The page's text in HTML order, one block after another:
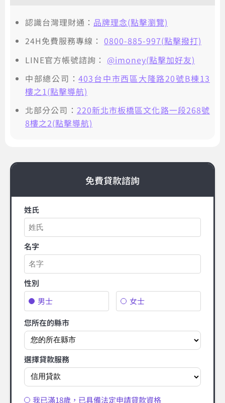
認識台灣理財通： 品牌理念(點擊瀏覽)
24H免費服務專線： 0800-885-997(點擊撥打)
LINE官方帳號諮詢： @imoney(點擊加好友)
中部總公司：403台中市西區大隆路20號B棟13
樓之1(點擊導航)
北部分公司： 220新北市板橋區文化路一段268號
8樓之2(點擊導航)
免費貸款諮詢
姓氏
名字
性別
男士
女士
您所在的縣市
選擇貸款服務
我已滿18歲，已具備法定申請貸款資格